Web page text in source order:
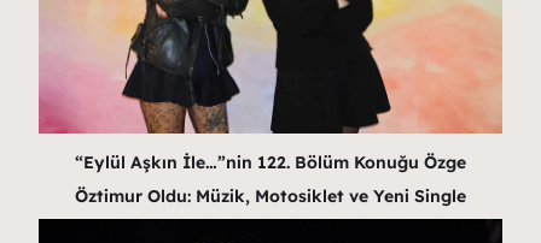
“Eylül Aşkın İle…”nin 122. Bölüm Konuğu Özge
Öztimur Oldu: Müzik, Motosiklet ve Yeni Single